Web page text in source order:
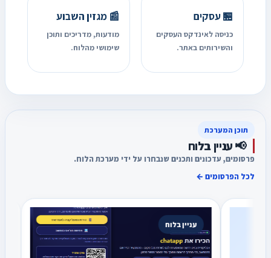
🏪 עסקים
כניסה לאינדקס העסקים
והשירותים באתר.
📰 מגזין השבוע
מודעות, מדריכים ותוכן
שימושי מהלוח.
תוכן המערכת
📢 עניין בלוח
פרסומים, עדכונים ותכנים שנבחרו על ידי מערכת הלוח.
לכל הפרסומים ←